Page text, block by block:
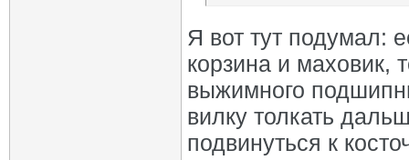
Я вот тут подумал:
корзина и маховик,
выжимного
вилку толкать
подвинуться к